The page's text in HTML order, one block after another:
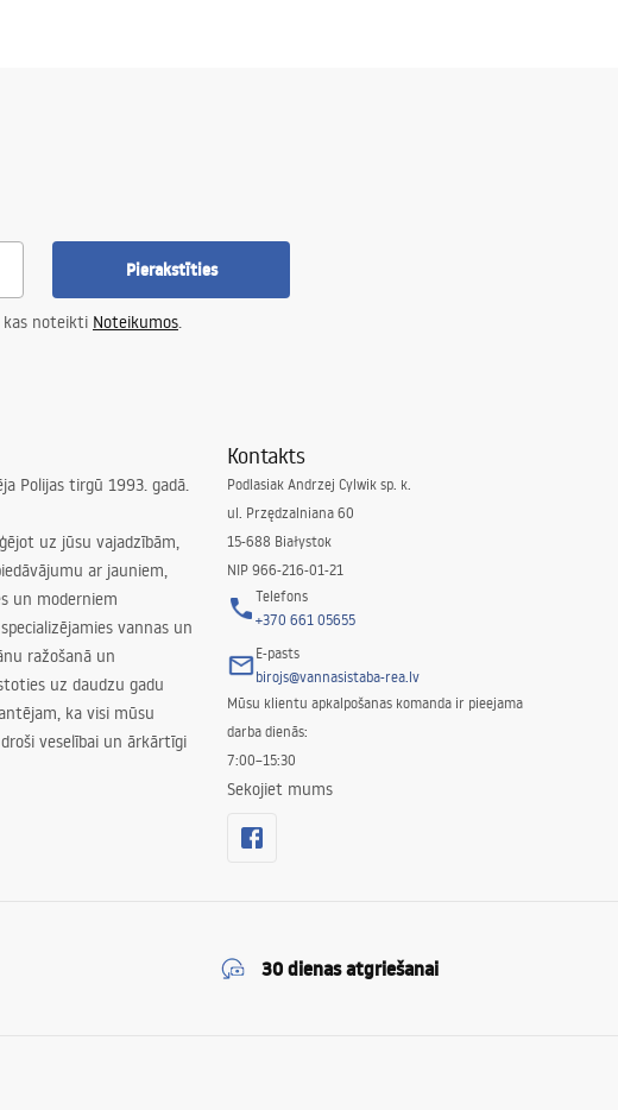
Pierakstīties
kas noteikti Noteikumos.
Polijas tirgū 1993. gadā.
uz jūsu vajadzībām,
ar jauniem,
un moderniem
vannas un
ražošanā un
uz daudzu gadu
ka visi mūsu
veselībai un ārkārtīgi
Kontakts
Podlasiak Andrzej Cylwik sp. k.
ul. Przędzalniana 60
15-688 Białystok
NIP 966-216-01-21
Telefons
+370 661 05655
E-pasts
birojs@vannasistaba-rea.lv
Mūsu klientu apkalpošanas komanda ir pieejama
darba dienās:
7:00–15:30
Sekojiet mums
30 dienas atgriešanai